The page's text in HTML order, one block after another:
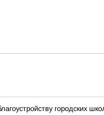
городских